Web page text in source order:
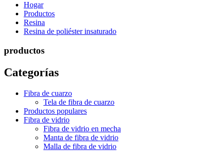
Hogar
Productos
Resina
Resina de poliéster insaturado
productos
Categorías
Fibra de cuarzo
Tela de fibra de cuarzo
Productos populares
Fibra de vidrio
Fibra de vidrio en mecha
Manta de fibra de vidrio
Malla de fibra de vidrio